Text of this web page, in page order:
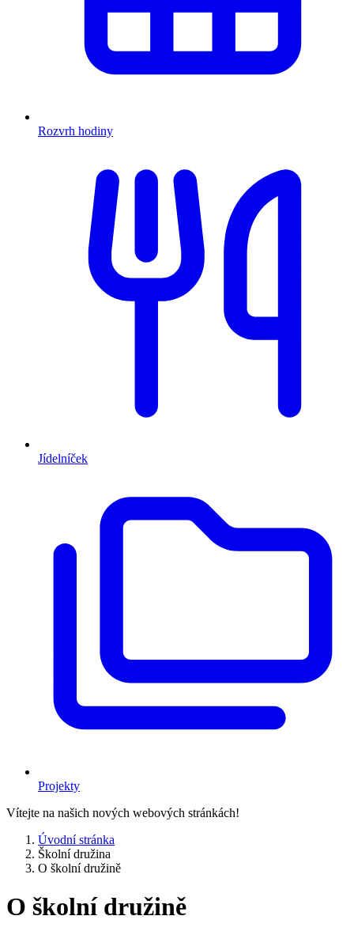
Rozvrh hodiny
Jídelníček
Projekty
Vítejte na našich nových webových stránkách!
Úvodní stránka
Školní družina
O školní družině
O školní družině